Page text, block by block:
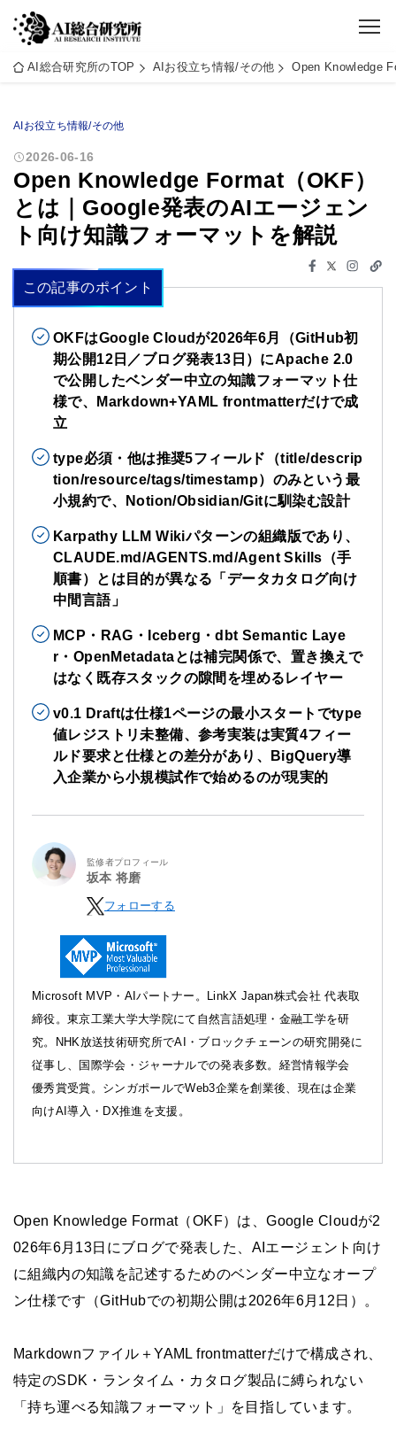
AI総合研究所のTOP AIお役立ち情報/その他 Open Knowledge
AIお役立ち情報/その他
2026-06-16
Open Knowledge Format（OKF）
とは｜Google発表のAIエージェン
ト向け知識フォーマットを解説
この記事のポイント
OKFはGoogle Cloudが2026年6月（GitHub初
期公開12日／ブログ発表13日）にApache 2.0
で公開したベンダー中立の知識フォーマット仕
様で、Markdown+YAML frontmatterだけで成
立
type必須・他は推奨5フィールド（title/descrip
tion/resource/tags/timestamp）のみという最
小規約で、Notion/Obsidian/Gitに馴染む設計
Karpathy LLM Wikiパターンの組織版であり、
CLAUDE.md/AGENTS.md/Agent Skills（手
順書）とは目的が異なる「データカタログ向け
中間言語」
MCP・RAG・Iceberg・dbt Semantic Laye
r・OpenMetadataとは補完関係で、置き換えで
はなく既存スタックの隙間を埋めるレイヤー
v0.1 Draftは仕様1ページの最小スタートでtype
値レジストリ未整備、参考実装は実質4フィー
ルド要求と仕様との差分があり、BigQuery導
入企業から小規模試作で始めるのが現実的
監修者プロフィール
坂本 将磨
フォローする
Microsoft MVP・AIパートナー。LinkX Japan株式会社 代表取
締役。東京工業大学大学院にて自然言語処理・金融工学を研
究。NHK放送技術研究所でAI・ブロックチェーンの研究開発に
従事し、国際学会・ジャーナルでの発表多数。経営情報学会
優秀賞受賞。シンガポールでWeb3企業を創業後、現在は企業
向けAI導入・DX推進を支援。
Open Knowledge Format（OKF）は、Google Cloudが2
026年6月13日にブログで発表した、AIエージェント向け
に組織内の知識を記述するためのベンダー中立なオープ
ン仕様です（GitHubでの初期公開は2026年6月12日）。
Markdownファイル＋YAML frontmatterだけで構成され、
特定のSDK・ランタイム・カタログ製品に縛られない
「持ち運べる知識フォーマット」を目指しています。